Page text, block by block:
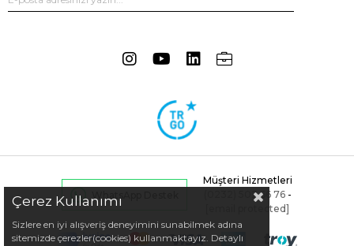
Müşteri Hizmetleri
(0232) 502 66 76-
[email protected]
Çerez Kullanımı
Sizlere en iyi alışveriş deneyimini sunabilmek adına
sitemizde çerezler(cookies) kullanmaktayız. Detaylı